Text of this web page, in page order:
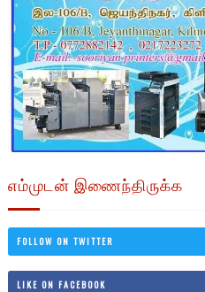
எம்முடன் இணைந்திருக்க
FOLLOW ON TWITTER
LIKE ON FACEBOOK